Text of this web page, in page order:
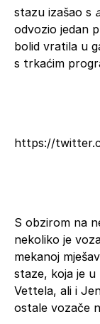
stazu izašao s
odvozio jedan
bolid vratila u
s trkaćim
https://
S obzirom na
nekoliko je
mekanoj
staze, koja je
Vettela, ali i
ostale vozače